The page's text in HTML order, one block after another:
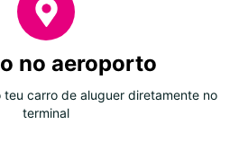
no aeroporto
carro de aluguer diretamente no
terminal